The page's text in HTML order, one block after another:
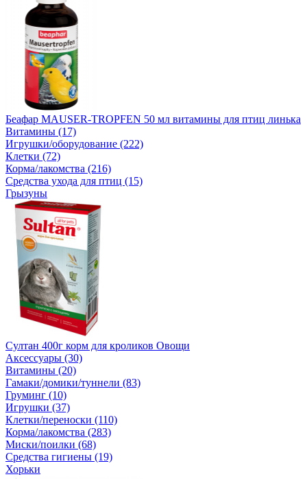
Беафар MAUSER-TROPFEN 50 мл витамины для птиц линька
Витамины (17)
Игрушки/оборудование (222)
Клетки (72)
Корма/лакомства (216)
Средства ухода для птиц (15)
Грызуны
Султан 400г корм для кроликов Овощи
Аксессуары (30)
Витамины (20)
Гамаки/домики/туннели (83)
Груминг (10)
Игрушки (37)
Клетки/переноски (110)
Корма/лакомства (283)
Миски/поилки (68)
Средства гигиены (19)
Хорьки